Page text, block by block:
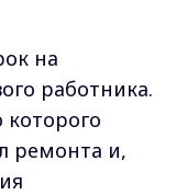
на
работника.
ремонта и,